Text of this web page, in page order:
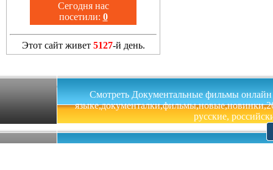
Сегодня нас
посетили: 0
Этот сайт живет 5127-й день.
Смотреть Документальные фильмы онлайн
русские,